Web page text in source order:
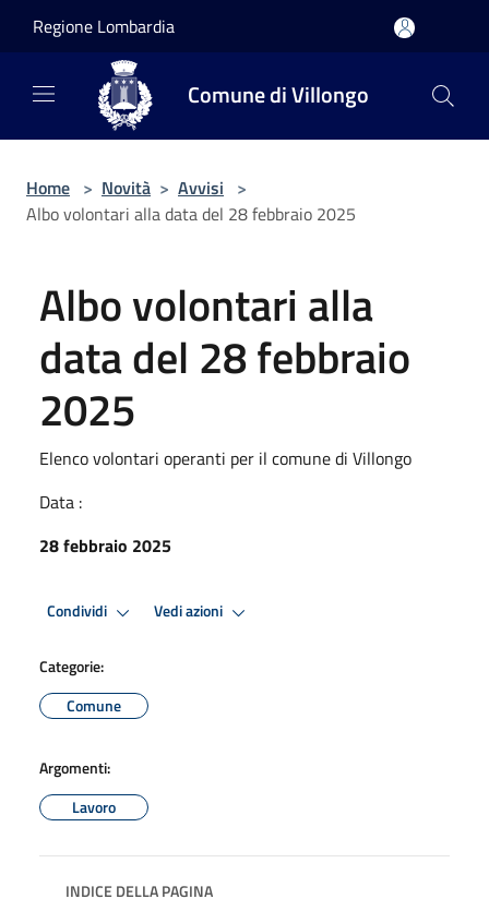
Regione Lombardia
Comune di Villongo
Home > Novità > Avvisi >
Albo volontari alla data del 28 febbraio 2025
Albo volontari alla
data del 28 febbraio
2025
Elenco volontari operanti per il comune di Villongo
Data :
28 febbraio 2025
Condividi Vedi azioni
Categorie:
Comune
Argomenti:
Lavoro
INDICE DELLA PAGINA